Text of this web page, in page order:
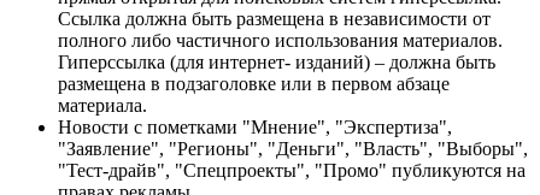
Ссылка должна быть размещена в независимости от
полного либо частичного использования материалов.
Гиперссылка (для интернет- изданий) – должна быть
размещена в подзаголовке или в первом абзаце
материала.
Новости с пометками "Мнение", "Экспертиза",
"Заявление", "Регионы", "Деньги", "Власть", "Выборы",
"Тест-драйв", "Спецпроекты", "Промо" публикуются на